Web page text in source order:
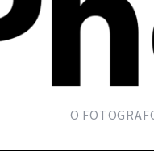
O